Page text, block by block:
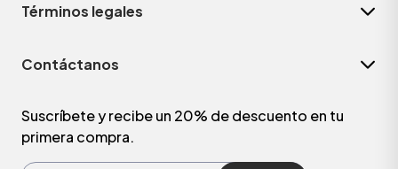
Términos legales
Contáctanos
Suscríbete y recibe un 20% de descuento en tu
primera compra.